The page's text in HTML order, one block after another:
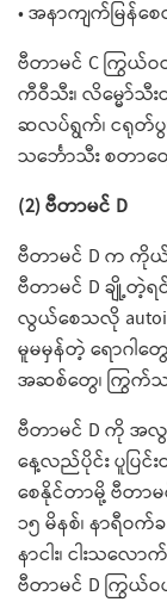
• အနာကျက်မြန်
ဗီတာမင် C ကြွယ်
ကီဝီသီး၊ လိမ္မော်
ဆလပ်ရွက်၊ ငရုတ်ပွ၊
သင်္ဘောသီး စတာတွ
(2) ဗီတာမင် D
ဗီတာမင် D က ကိုယ်
ဗီတာမင် D ချို့တဲ့ရ
လွယ်စေသလို
မူမမှန်တဲ့ ရောဂါတွ
အဆစ်တွေ၊ ကြွက်သ
ဗီတာမင် D ကို အ
နေ့လည်ပိုင်း ပူပြင်
စေနိုင်တာမို့ ဗီတာမ
၁၅ မိနစ်၊ နာရီဝက်
နာငါး၊ ငါးသလ
ဗီတာမင် D ကြွယ်ဝ